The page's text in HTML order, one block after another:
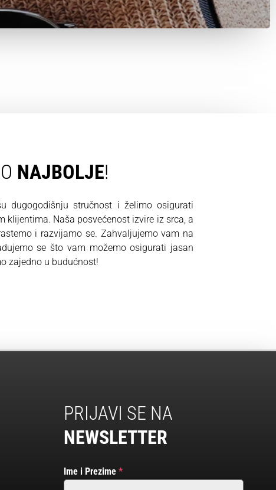
NAJBOLJE!
dugogodišnju stručnost i želimo osigurati
klijentima. Naša posvećenost izvire iz srca, a
i razvijamo se. Zahvaljujemo vam na
se što vam možemo osigurati jasan
zajedno u budućnost!
PRIJAVI SE NA
NEWSLETTER
Ime i Prezime*